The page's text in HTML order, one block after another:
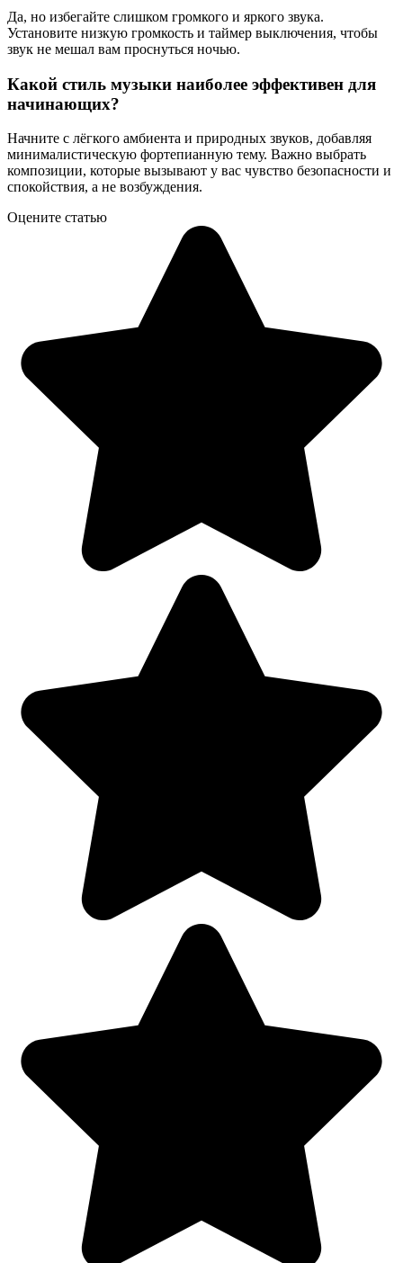
Да, но избегайте слишком громкого и яркого звука.
Установите низкую громкость и таймер выключения, чтобы
звук не мешал вам проснуться ночью.
Какой стиль музыки наиболее эффективен для
начинающих?
Начните с лёгкого амбиента и природных звуков, добавляя
минималистическую фортепианную тему. Важно выбрать
композиции, которые вызывают у вас чувство безопасности и
спокойствия, а не возбуждения.
Оцените статью